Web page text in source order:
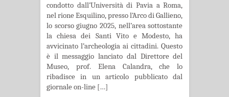
condotto dall’Università di Pavia a Roma,
nel rione Esquilino, presso l’Arco di Gallieno,
lo scorso giugno 2025, nell’area sottostante
la chiesa dei Santi Vito e Modesto, ha
avvicinato l’archeologia ai cittadini. Questo
è il messaggio lanciato dal Direttore del
Museo, prof. Elena Calandra, che lo
ribadisce in un articolo pubblicato dal
giornale on-line […]